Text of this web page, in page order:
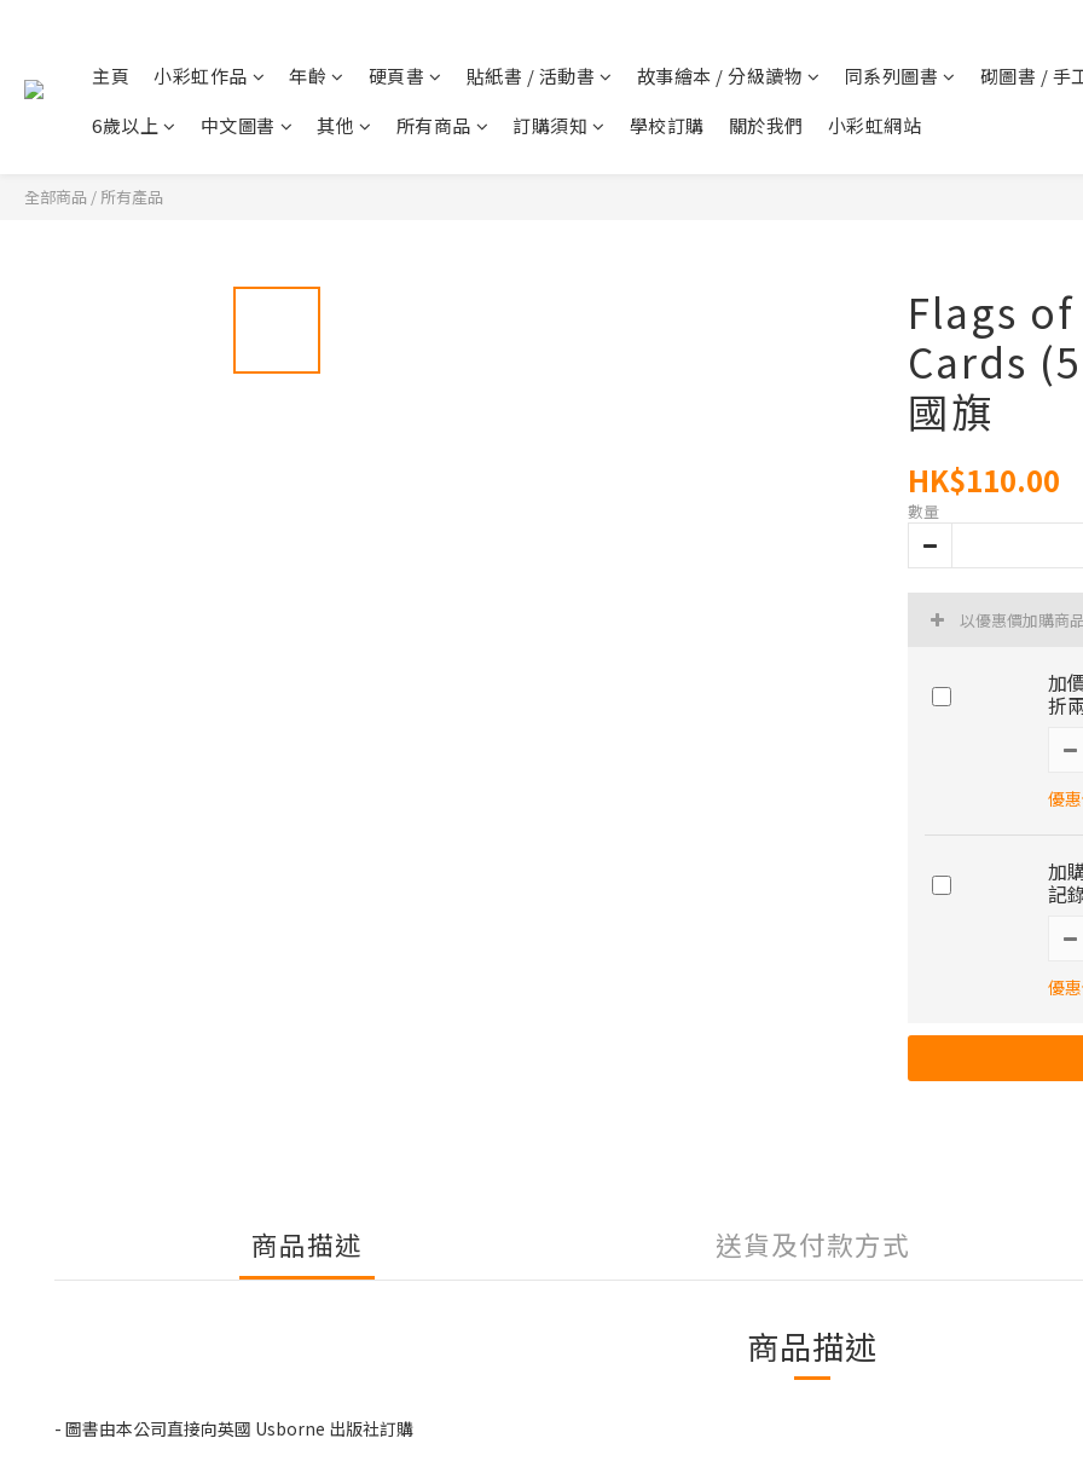
主頁 小彩虹作品 年齡 硬頁書 貼紙書 / 活動書 故事繪本 / 分級讀物 同系列圖書
砌圖書 / 手
6歲以上
中文圖書 其他 所有商品 訂購須知 學校訂購 關於我們 小彩虹網站
全部商品 / 所有產品
Flags
Cards
國旗
HK$110.00
數量
以優惠價加購商
加
折
優
加
記
優
商品描述 送貨及付款方式
商品描述
- 圖書由本公司直接向英國 Usborne 出版社訂購